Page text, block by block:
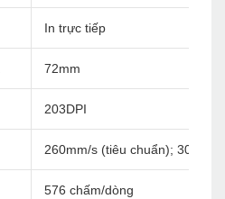
In trực tiếp
72mm
203DPI
260mm/s (tiêu chuẩn);
576 chấm/dòng